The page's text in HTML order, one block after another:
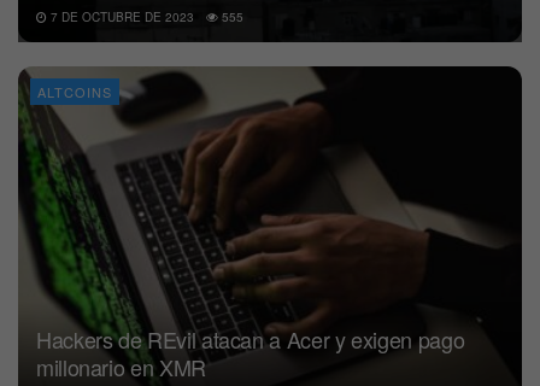
7 DE OCTUBRE DE 2023 555
ALTCOINS
Hackers de REvil atacan a Acer y exigen pago
millonario en XMR